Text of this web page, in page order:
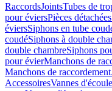
RaccordsJointsTubes de
pour éviersPièces
éviersSiphons en tube
coudéSiphons à double
double chambreSiphons
pour évierManchons de
Manchons de raccordement
AccessoiresVannes